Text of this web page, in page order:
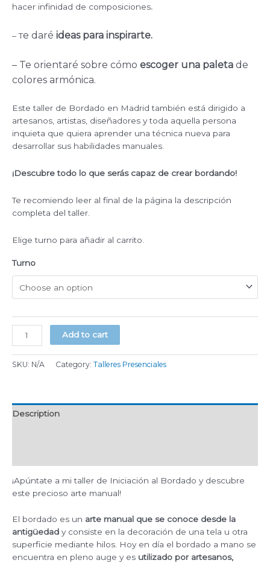
hacer infinidad de composiciones.
– Te daré ideas para inspirarte.
– Te orientaré sobre cómo escoger una paleta de
colores armónica.
Este taller de Bordado en Madrid también está dirigido a
artesanos, artistas, diseñadores y toda aquella persona
inquieta que quiera aprender una técnica nueva para
desarrollar sus habilidades manuales.
¡Descubre todo lo que serás capaz de crear bordando!
Te recomiendo leer al final de la página la descripción
completa del taller.
Elige turno para añadir al carrito.
Turno
Taller
de
iniciación
al
quantity
Add to cart
SKU: N/A Category: Talleres Presenciales
Description
¡Apúntate a mi taller de Iniciación al Bordado y descubre
este precioso arte manual!
El bordado es un arte manual que se conoce desde la
antigüedad y consiste en la decoración de una tela u otra
superficie mediante hilos. Hoy en día el bordado a mano se
encuentra en pleno auge y es utilizado por artesanos,